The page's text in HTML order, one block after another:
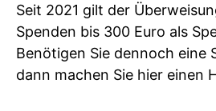
Seit 2021 gilt der
Spenden bis 300 Euro als
Benötigen Sie dennoch eine
dann machen Sie hier einen